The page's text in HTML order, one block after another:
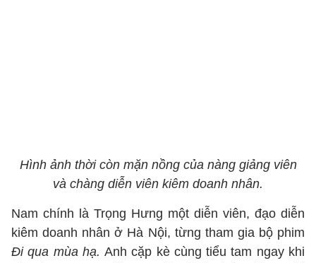
Hình ảnh thời còn mặn nồng của nàng giảng viên
và chàng diễn viên kiêm doanh nhân.
Nam chính là Trọng Hưng một diễn viên, đạo diễn
kiêm doanh nhân ở Hà Nội, từng tham gia bộ phim
Đi qua mùa hạ.Anh cặp kè cùng tiểu tam ngay khi